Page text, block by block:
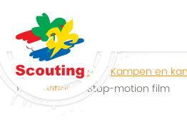
Home Zoeken
Kampen en
Activiteit
Stop-motion film